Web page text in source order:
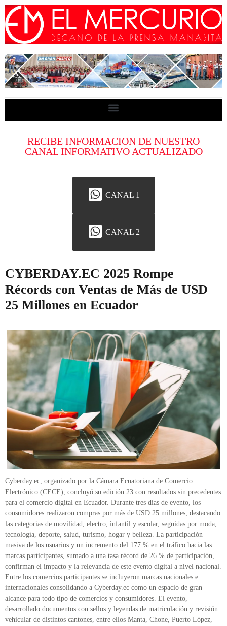
RECIBE INFORMACION DE NUESTRO
CANAL INFORMATIVO ACTUALIZADO
CANAL 1
CANAL 2
CYBERDAY.EC 2025 Rompe
Récords con Ventas de Más de USD
25 Millones en Ecuador
Cyberday.ec, organizado por la Cámara Ecuatoriana de Comercio
Electrónico (CECE), concluyó su edición 23 con resultados sin precedentes
para el comercio digital en Ecuador. Durante tres días de evento, los
consumidores realizaron compras por más de USD 25 millones, destacando
las categorías de movilidad, electro, infantil y escolar, seguidas por moda,
tecnología, deporte, salud, turismo, hogar y belleza. La participación
masiva de los usuarios y un incremento del 177 % en el tráfico hacia las
marcas participantes, sumado a una tasa récord de 26 % de participación,
confirman el impacto y la relevancia de este evento digital a nivel nacional.
Entre los comercios participantes se incluyeron marcas nacionales e
internacionales consolidando a Cyberday.ec como un espacio de gran
alcance para todo tipo de comercios y consumidores. El evento,
desarrollado documentos con sellos y leyendas de matriculación y revisión
vehicular de distintos cantones, entre ellos Manta, Chone, Puerto López,